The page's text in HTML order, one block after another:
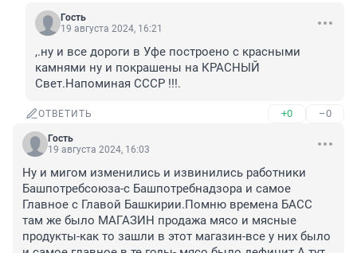
Гость
19 августа 2024, 16:21
,.ну и все дороги в Уфе построено с красными
камнями ну и покрашены на КРАСНЫЙ
Свет.Напоминая СССР !!!.
ОТВЕТИТЬ +0 –0
Гость
19 августа 2024, 16:03
Ну и мигом изменились и извинились работники
Башпотребсоюза-с Башпотребнадзора и самое
Главное с Главой Башкирии.Помню времена БАСС
там же было МАГАЗИН продажа мясо и мясные
продукты-как то зашли в этот магазин-все у них было